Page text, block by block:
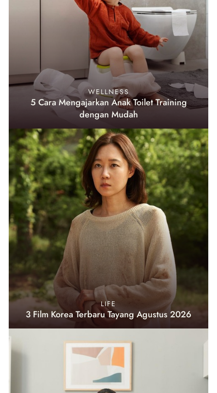
WELLNESS
5 Cara Mengajarkan Anak Toilet Training
dengan Mudah
LIFE
3 Film Korea Terbaru Tayang Agustus 2026